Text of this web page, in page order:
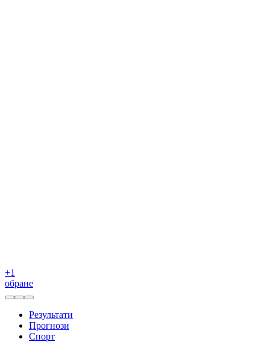
+1
обране
Результати
Прогнози
Спорт